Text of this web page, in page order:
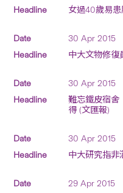
女過40歲易
30 Apr 2015
中大文物修復
30 Apr 2015
難忘鐵皮宿舍
得 (文匯報)
30 Apr 2015
中大研究指非
29 Apr 2015